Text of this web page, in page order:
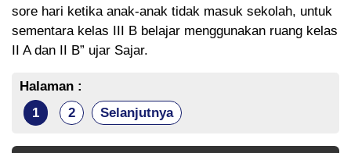
sore hari ketika anak-anak tidak masuk sekolah, untuk
sementara kelas III B belajar menggunakan ruang kelas
II A dan II B” ujar Sajar.
Halaman :
1
2 Selanjutnya